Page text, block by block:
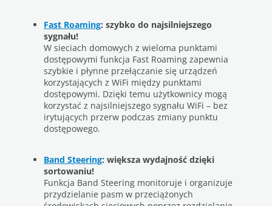
Fast Roaming: szybko do najsilniejszego
sygnału!
W sieciach domowych z wieloma punktami
dostępowymi funkcja Fast Roaming zapewnia
szybkie i płynne przełączanie się urządzeń
korzystających z WiFi między punktami
dostępowymi. Dzięki temu użytkownicy mogą
korzystać z najsilniejszego sygnału WiFi – bez
irytujących przerw podczas zmiany punktu
dostępowego.
Band Steering: większa wydajność dzięki
sortowaniu!
Funkcja Band Steering monitoruje i organizuje
przydzielanie pasm w przeciążonych